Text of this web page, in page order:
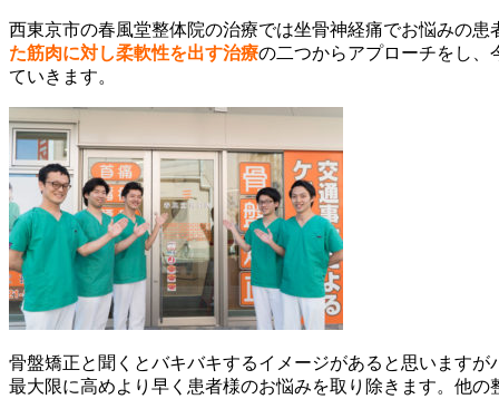
西東京市の春風堂整体院の治療では坐骨神経痛でお悩みの
た筋肉に対し柔軟性を出す治療の二つからアプローチをし、
ていきます。
骨盤矯正と聞くとバキバキするイメージがあると思いますが
最大限に高めより早く患者様のお悩みを取り除きます。他